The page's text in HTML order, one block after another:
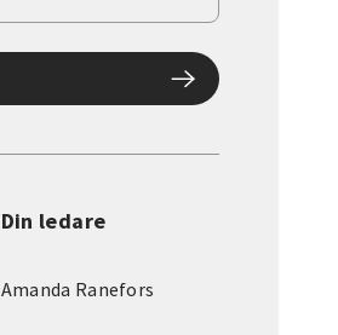
Din ledare
Amanda Ranefors